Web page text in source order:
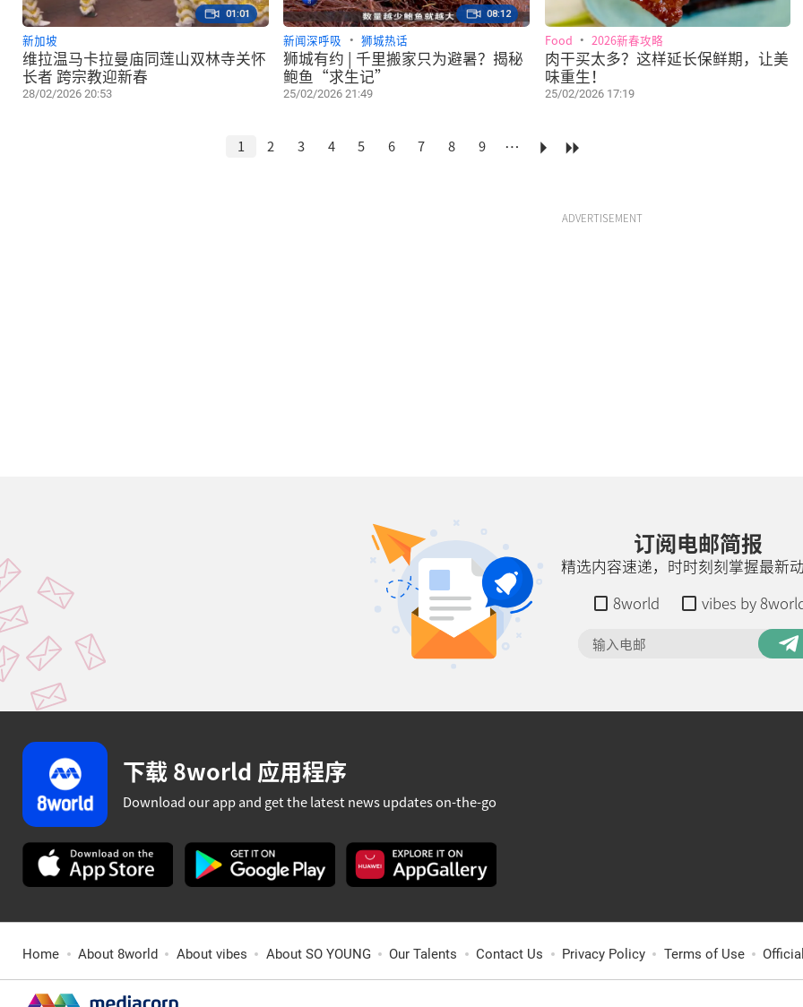
维拉温马卡拉曼庙同莲山双林寺关怀
长者 跨宗教迎新春
新加坡
28/02/2026 20:53
01:01
狮城有约 | 千里搬家只为避暑？揭秘
鲍鱼“求生记”
新闻深呼吸 狮城热话
25/02/2026 21:49
08:12
肉干买太多？这样延长保鲜期，让美
味重生！
Food 2026新春攻略
25/02/2026 17:19
1 2 3 4 5 6 7 8 9 …
ADVERTISEMENT
订阅电邮简报
精选内容速递，时时刻刻掌握最新动
8world
vibes by
下载 8world 应用程序
Download our app and get the latest news updates on-the-go
Home About 8world About vibes About SO YOUNG Our Talents Contact Us Privacy Policy Terms of Use